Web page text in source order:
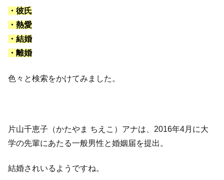
・彼氏
・熱愛
・結婚
・離婚
色々と検索をかけてみました。
片山千恵子（かたやま ちえこ）アナは、2016年4月に大
学の先輩にあたる一般男性と婚姻届を提出。
結婚されいるようですね。